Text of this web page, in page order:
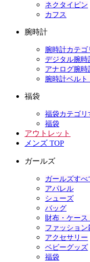
ネクタイピン
カフス
腕時計
腕時計カテゴ
デジタル腕時
アナログ腕時
腕時計ベルト
福袋
福袋カテゴリ
福袋
アウトレット
メンズ TOP
ガールズ
ガールズすべ
アパレル
シューズ
バッグ
財布・ケース
ファッション
アクセサリー
ベビーグッズ
福袋